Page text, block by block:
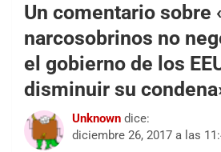
Un comentario sobre
narcosobrinos no
el gobierno de los
disminuir su condena
Unknown dice:
diciembre 26, 2017 a las